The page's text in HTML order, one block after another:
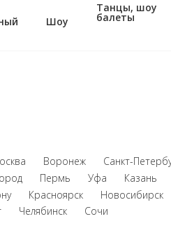
Шоу
Танцы, шоу
балеты
Воронеж
Санкт-
Пермь Уфа Казань
Красноярск Новосибирск
Челябинск Сочи